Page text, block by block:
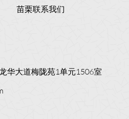
苗栗联系我们
华大道梅陇苑1单元1506室